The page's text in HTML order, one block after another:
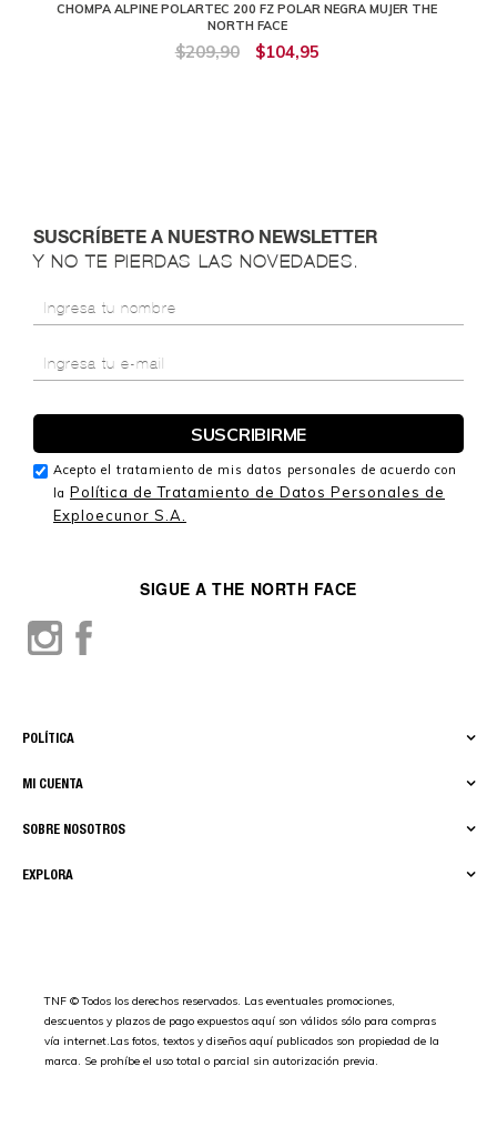
CHOMPA ALPINE POLARTEC 200 FZ POLAR NEGRA MUJER THE
NORTH FACE
$209,90 $104,95
EXPLORA
SOBRE NOSOTROS
MI CUENTA
POLÍTICA
SIGUE A THE NORTH FACE
TNF © Todos los derechos reservados. Las eventuales promociones,
descuentos y plazos de pago expuestos aquí son válidos sólo para compras
vía internet.Las fotos, textos y diseños aquí publicados son propiedad de la
marca. Se prohíbe el uso total o parcial sin autorización previa.
SUSCRÍBETE A NUESTRO NEWSLETTER
Y NO TE PIERDAS LAS NOVEDADES.
Acepto el tratamiento de mis datos personales de acuerdo con
la Política de Tratamiento de Datos Personales de
Exploecunor S.A.